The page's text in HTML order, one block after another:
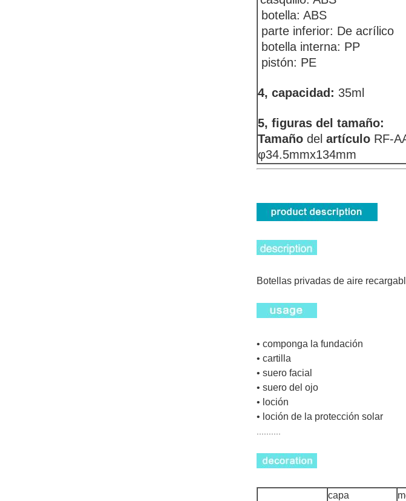
botella: ABS
parte inferior: De acrílico
botella interna: PP
pistón: PE
4, capacidad: 35ml
5, figuras del tamaño:
Tamaño del artículo RF-
φ34.5mmx134mm
Botellas privadas de aire
• componga la fundación
• cartilla
• suero facial
• suero del ojo
• loción
• loción de la protección solar
capa